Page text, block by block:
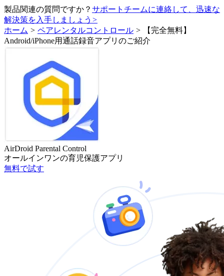
製品関連の質問ですか？ サポートチームに連絡して、迅速な
解決策を入手しましょう >
ホーム > ペアレンタルコントロール > 【完全無料】
Android/iPhone用通話録音アプリのご紹介
AirDroid Parental Control
オールインワンの育児保護アプリ
無料で試す